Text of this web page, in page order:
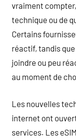
vraiment
technique ou de
Certains
réactif, tandis
joindre ou peu
au moment de
Les nouvelles
internet ont
services. Les